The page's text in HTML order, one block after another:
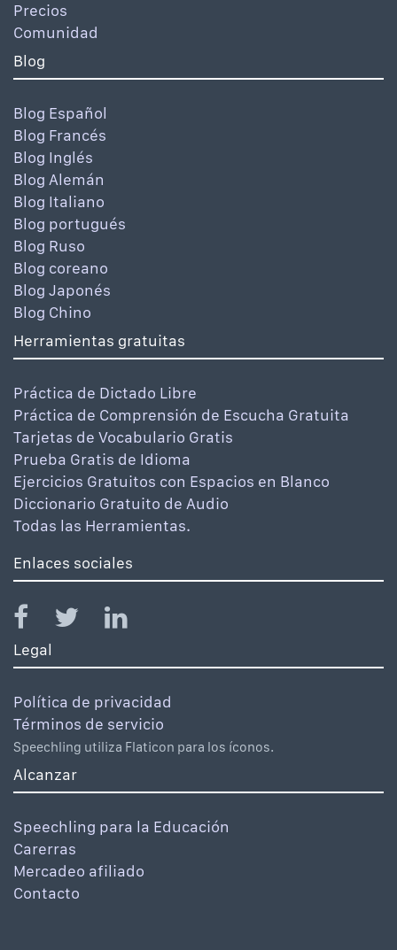
Precios
Comunidad
Blog
Blog Español
Blog Francés
Blog Inglés
Blog Alemán
Blog Italiano
Blog portugués
Blog Ruso
Blog coreano
Blog Japonés
Blog Chino
Herramientas gratuitas
Práctica de Dictado Libre
Práctica de Comprensión de Escucha Gratuita
Tarjetas de Vocabulario Gratis
Prueba Gratis de Idioma
Ejercicios Gratuitos con Espacios en Blanco
Diccionario Gratuito de Audio
Todas las Herramientas.
Enlaces sociales
Legal
Política de privacidad
Términos de servicio
Speechling utiliza Flaticon para los íconos.
Alcanzar
Speechling para la Educación
Carerras
Mercadeo afiliado
Contacto